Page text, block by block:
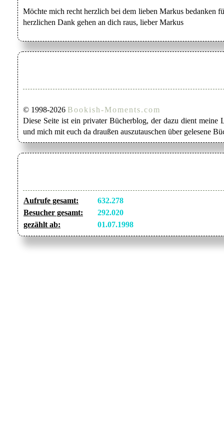
Möchte mich recht herzlich bei dem lieben Markus bedanken
herzlichen Dank gehen an dich raus, lieber Markus
© 1998-2026 Bookish-Moments.com
Diese Seite ist ein privater Bücherblog, der dazu dient meine
und mich mit euch da draußen auszutauschen über gelesene
Aufrufe gesamt:
632.278
Besucher gesamt:
292.020
gezählt ab:
01.07.1998